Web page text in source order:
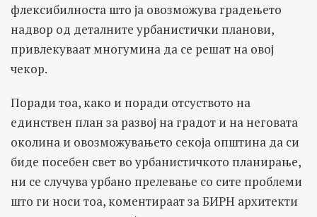
флексибилноста што ја овозможува градењето
надвор од деталните урбанистички планови,
привлекуваат многумина да се решат на овој
чекор.
Поради тоа, како и поради отсуството на
единствен план за развој на градот и на неговата
околина и овозможувањето секоја општина да си
биде посебен свет во урбанистичкото планирање,
ни се случува урбано прелевање со сите проблеми
што ги носи тоа, коментираат за БИРН архитекти